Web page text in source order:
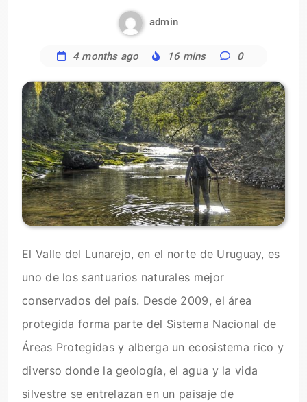
admin
4 months ago 16 mins 0
El Valle del Lunarejo, en el norte de Uruguay, es
uno de los santuarios naturales mejor
conservados del país. Desde 2009, el área
protegida forma parte del Sistema Nacional de
Áreas Protegidas y alberga un ecosistema rico y
diverso donde la geología, el agua y la vida
silvestre se entrelazan en un paisaje de